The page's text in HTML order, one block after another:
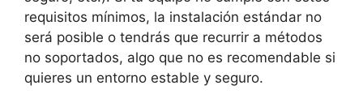
requisitos mínimos, la instalación estándar no
será posible o tendrás que recurrir a métodos
no soportados, algo que no es recomendable si
quieres un entorno estable y seguro.